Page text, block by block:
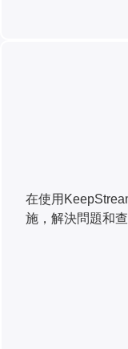
在使用
施，解決問題和查